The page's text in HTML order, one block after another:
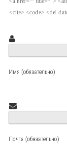
<cite> <code> <del
Имя (обязательно)
Почта (обязательно)